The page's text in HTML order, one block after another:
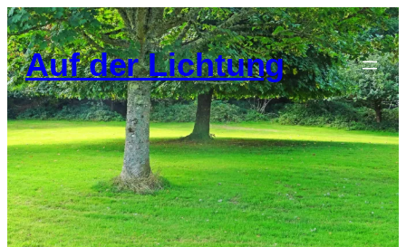
Zum
Inhalt
springen
Auf der Lichtung